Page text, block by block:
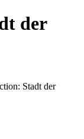
der
Stadt der